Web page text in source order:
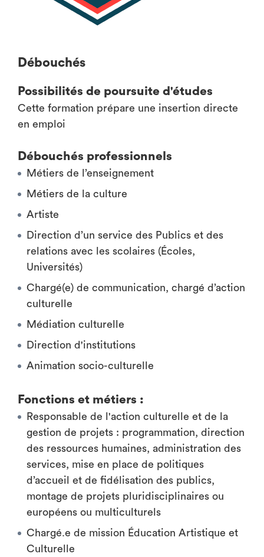
Débouchés
Possibilités de poursuite d'études
Cette formation prépare une insertion directe
en emploi
Débouchés professionnels
Métiers de l’enseignement
Métiers de la culture
Artiste
Direction d’un service des Publics et des
relations avec les scolaires (Écoles,
Universités)
Chargé(e) de communication, chargé d’action
culturelle
Médiation culturelle
Direction d'institutions
Animation socio-culturelle
Fonctions et métiers :
Responsable de l'action culturelle et de la
gestion de projets : programmation, direction
des ressources humaines, administration des
services, mise en place de politiques
d’accueil et de fidélisation des publics,
montage de projets pluridisciplinaires ou
européens ou multiculturels
Chargé.e de mission Éducation Artistique et
Culturelle